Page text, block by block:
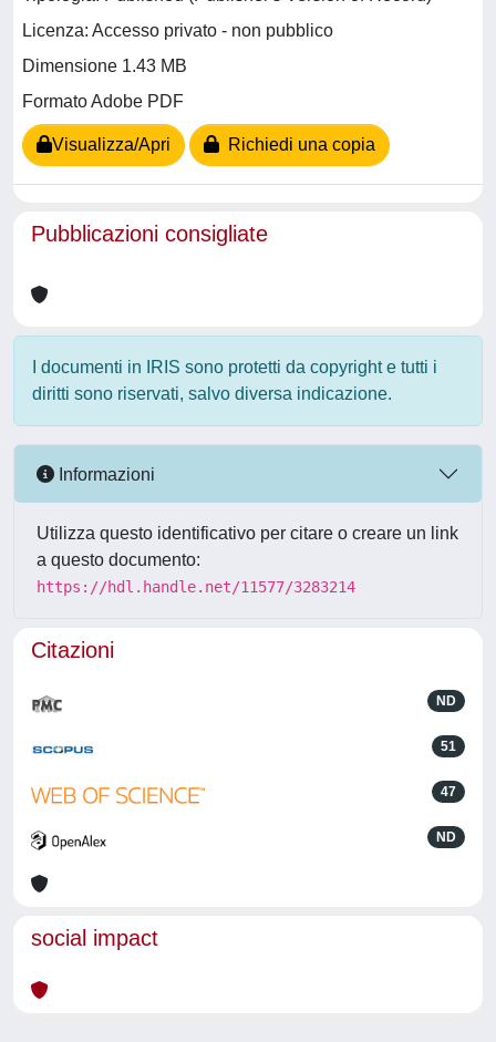
Licenza: Accesso privato - non pubblico
Dimensione 1.43 MB
Formato Adobe PDF
Visualizza/Apri Richiedi una copia
Pubblicazioni consigliate
I documenti in IRIS sono protetti da copyright e tutti i
diritti sono riservati, salvo diversa indicazione.
Informazioni
Utilizza questo identificativo per citare o creare un link
a questo documento:
https://hdl.handle.net/11577/3283214
Citazioni
ND
51
47
ND
social impact